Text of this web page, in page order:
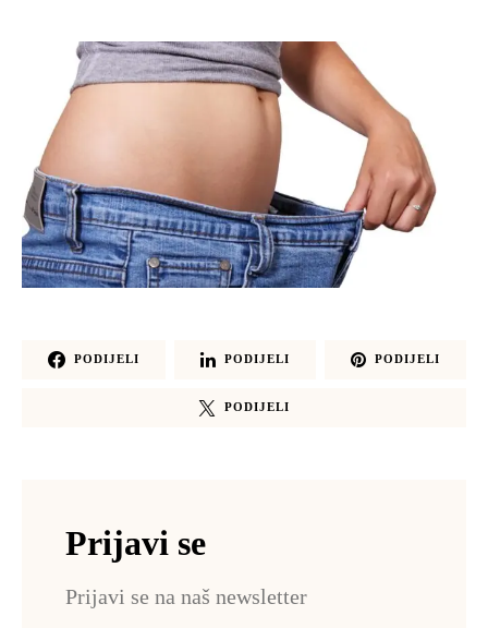
PODIJELI PODIJELI PODIJELI
PODIJELI
Prijavi se
Prijavi se na naš newsletter